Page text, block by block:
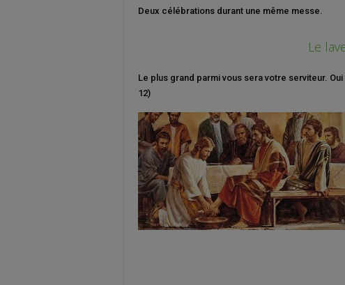
Deux célébrations durant une même messe.
Le
Le plus grand parmi vous sera votre serviteur.
12)